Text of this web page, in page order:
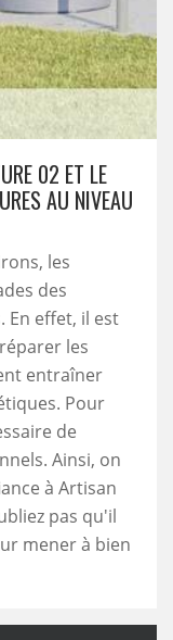
02 ET LE
AU NIVEAU
les
des
effet, il est
les
entraîner
Pour
de
Ainsi, on
à Artisan
pas qu'il
mener à bien